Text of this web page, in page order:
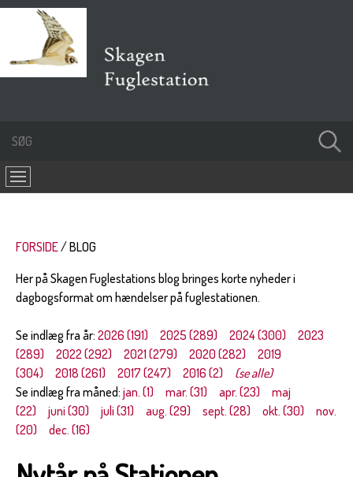
FORSIDE
BLOG
Her på Skagen Fuglestations blog bringes korte nyheder i
dagbogsformat om hændelser på fuglestationen.
Se indlæg fra år: 2026 (191) 2025 (289) 2024 (300)
2023
(289)
2022 (292) 2021 (279) 2020 (282)
2019
(304)
2018 (261) 2017 (247) 2016 (2)
(se alle)
Se indlæg fra måned: jan. (1) mar. (31) apr. (23)
maj
(22)
juni (30) juli (31) aug. (29) sept. (28) okt. (30)
nov.
(20)
dec. (16)